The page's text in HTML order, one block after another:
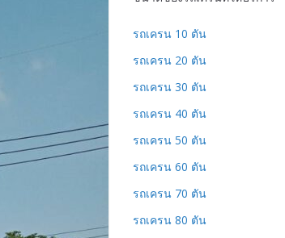
รถเครน 10 ตัน
รถเครน 20 ตัน
รถเครน 30 ตัน
รถเครน 40 ตัน
รถเครน 50 ตัน
รถเครน 60 ตัน
รถเครน 70 ตัน
รถเครน 80 ตัน